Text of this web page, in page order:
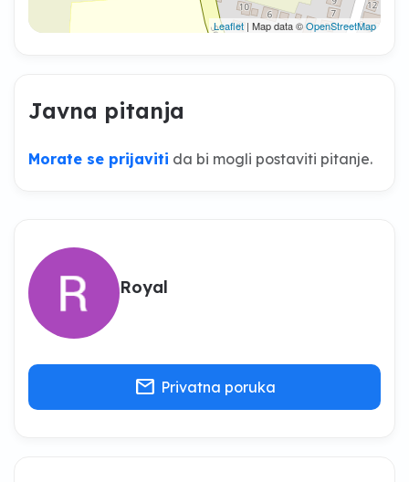
Leaflet | Map data ©OpenStreetMap
Javna pitanja
Morate se prijaviti da bi mogli postaviti pitanje.
Royal
mail Privatna poruka